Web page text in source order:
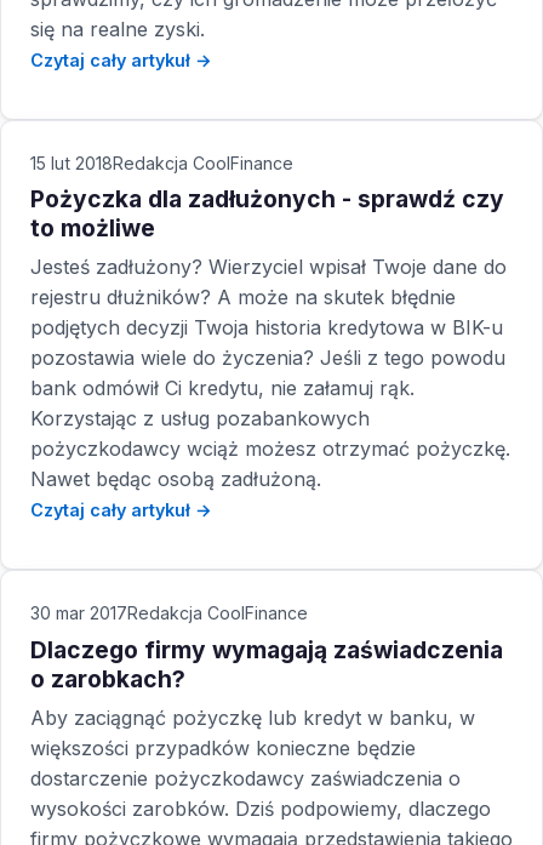
się na realne zyski.
Czytaj cały artykuł →
15 lut 2018Redakcja CoolFinance
Pożyczka dla zadłużonych - sprawdź czy
to możliwe
Jesteś zadłużony? Wierzyciel wpisał Twoje dane do
rejestru dłużników? A może na skutek błędnie
podjętych decyzji Twoja historia kredytowa w BIK-u
pozostawia wiele do życzenia? Jeśli z tego powodu
bank odmówił Ci kredytu, nie załamuj rąk.
Korzystając z usług pozabankowych
pożyczkodawcy wciąż możesz otrzymać pożyczkę.
Nawet będąc osobą zadłużoną.
Czytaj cały artykuł →
30 mar 2017Redakcja CoolFinance
Dlaczego firmy wymagają zaświadczenia
o zarobkach?
Aby zaciągnąć pożyczkę lub kredyt w banku, w
większości przypadków konieczne będzie
dostarczenie pożyczkodawcy zaświadczenia o
wysokości zarobków. Dziś podpowiemy, dlaczego
firmy pożyczkowe wymagają przedstawienia takiego